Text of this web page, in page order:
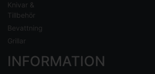
Knivar &
Tillbehör
Bevattning
Grillar
INFORMATION